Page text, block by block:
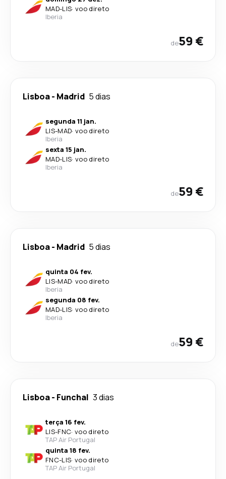
MAD-LIS· voo direto
Iberia
de59 €
Lisboa- Madrid 5 dias
segunda 11 jan.
LIS-MAD· voo direto
Iberia
sexta 15 jan.
MAD-LIS· voo direto
Iberia
de59 €
Lisboa- Madrid 5 dias
quinta 04 fev.
LIS-MAD· voo direto
Iberia
segunda 08 fev.
MAD-LIS· voo direto
Iberia
de59 €
Lisboa- Funchal 3 dias
terça 16 fev.
LIS-FNC· voo direto
TAP Air Portugal
quinta 18 fev.
FNC-LIS· voo direto
TAP Air Portugal